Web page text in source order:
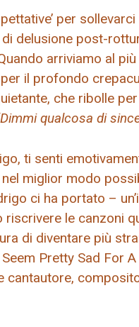
per
delusione post-
arriviamo al più
il profondo
che ribolle
qualcosa di
ti senti
nel miglior modo
ci ha portato –
le canzoni
di diventare più
Pretty Sad For
cantautore,